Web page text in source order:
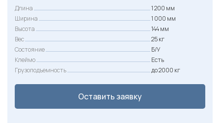
Длина
1 200 мм
Ширина
1 000 мм
Высота
144 мм
Вес
25 кг
Состояние
Б/У
Клеймо
Есть
Грузоподъемность
до 2000 кг
Оставить заявку